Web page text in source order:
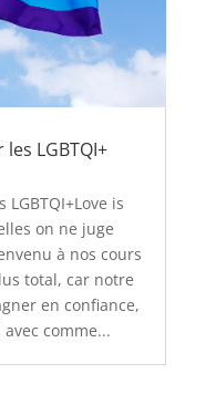
LGBTQI+
is
on ne juge
à nos cours
total, car notre
en confiance,
comme...